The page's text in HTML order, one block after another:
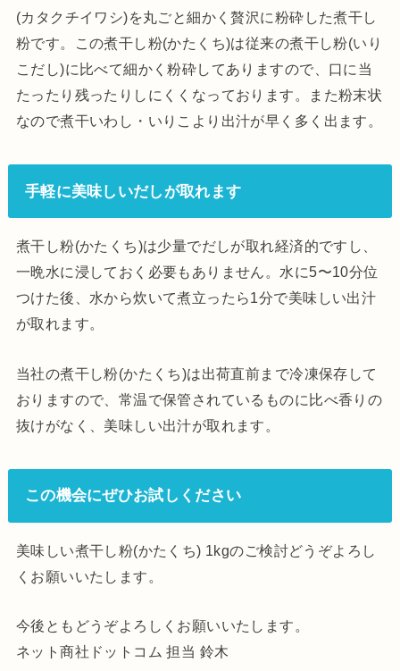
(カタクチイワシ)を丸ごと細かく贅沢に粉砕した煮干し
粉です。この煮干し粉(かたくち)は従来の煮干し粉(いり
こだし)に比べて細かく粉砕してありますので、口に当
たったり残ったりしにくくなっております。また粉末状
なので煮干いわし・いりこより出汁が早く多く出ます。
手軽に美味しいだしが取れます
煮干し粉(かたくち)は少量でだしが取れ経済的ですし、
一晩水に浸しておく必要もありません。水に5〜10分位
つけた後、水から炊いて煮立ったら1分で美味しい出汁
が取れます。
当社の煮干し粉(かたくち)は出荷直前まで冷凍保存して
おりますので、常温で保管されているものに比べ香りの
抜けがなく、美味しい出汁が取れます。
この機会にぜひお試しください
美味しい煮干し粉(かたくち) 1kgのご検討どうぞよろし
くお願いいたします。
今後ともどうぞよろしくお願いいたします。
ネット商社ドットコム 担当 鈴木